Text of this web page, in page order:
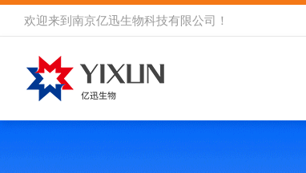
欢迎来到 南京亿迅生物科技有限公司 ！